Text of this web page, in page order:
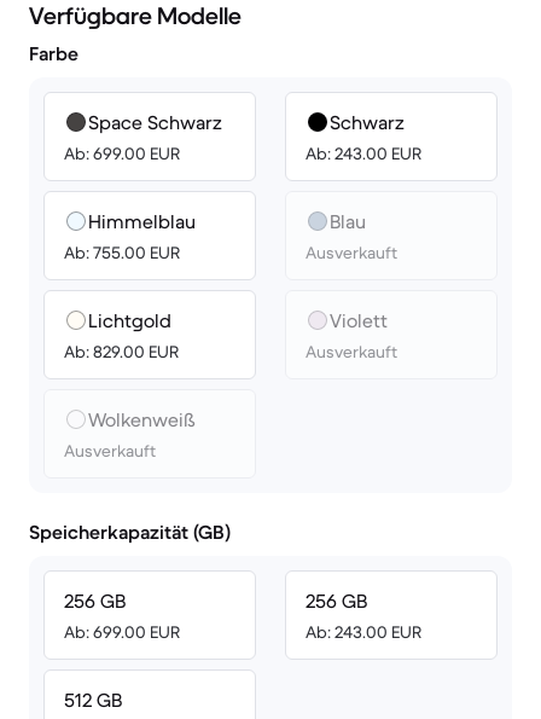
Verfügbare Modelle
Farbe
Space Schwarz
Ab: 699.00 EUR
Himmelblau
Ab: 755.00 EUR
Lichtgold
Ab: 829.00 EUR
Wolkenweiß
Ausverkauft
Schwarz
Ab: 243.00 EUR
Blau
Ausverkauft
Violett
Ausverkauft
Speicherkapazität (GB)
256 GB
Ab: 699.00 EUR
512 GB
256 GB
Ab: 243.00 EUR